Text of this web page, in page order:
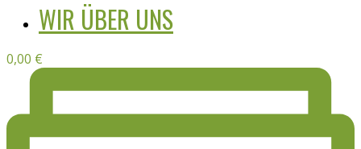
WIR ÜBER UNS
0,00 €